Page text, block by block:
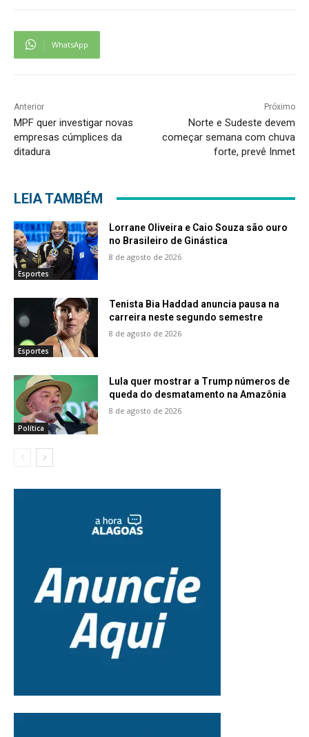
WhatsApp
Anterior
MPF quer investigar novas
empresas cúmplices da
ditadura
Próximo
Norte e Sudeste devem
começar semana com chuva
forte, prevê Inmet
LEIA TAMBÉM
Esportes
Lorrane Oliveira e Caio Souza são ouro
no Brasileiro de Ginástica
8 de agosto de 2026
Esportes
Tenista Bia Haddad anuncia pausa na
carreira neste segundo semestre
8 de agosto de 2026
Política
Lula quer mostrar a Trump números de
queda do desmatamento na Amazônia
8 de agosto de 2026